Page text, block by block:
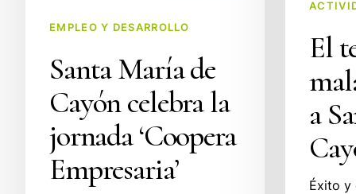
Empresaria’
EMPLEO Y DESARROLLO
Santa María de
Cayón celebra la
jornada ‘Coopera
Empresaria’
Santa
El
a
Éxito y